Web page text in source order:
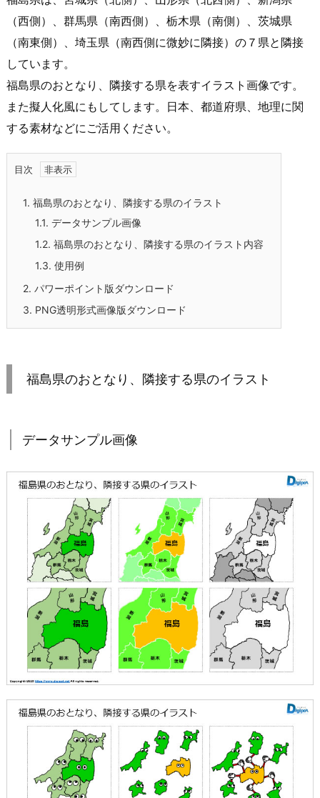
（西側）、群馬県（南西側）、栃木県（南側）、茨城県
（南東側）、埼玉県（南西側に微妙に隣接）の７県と隣接
しています。
福島県のおとなり、隣接する県を表すイラスト画像です。
また擬人化風にもしてします。日本、都道府県、地理に関
する素材などにご活用ください。
目次
1. 福島県のおとなり、隣接する県のイラスト
1.1. データサンプル画像
1.2. 福島県のおとなり、隣接する県のイラスト内容
1.3. 使用例
2. パワーポイント版ダウンロード
3. PNG透明形式画像版ダウンロード
福島県のおとなり、隣接する県のイラスト
データサンプル画像